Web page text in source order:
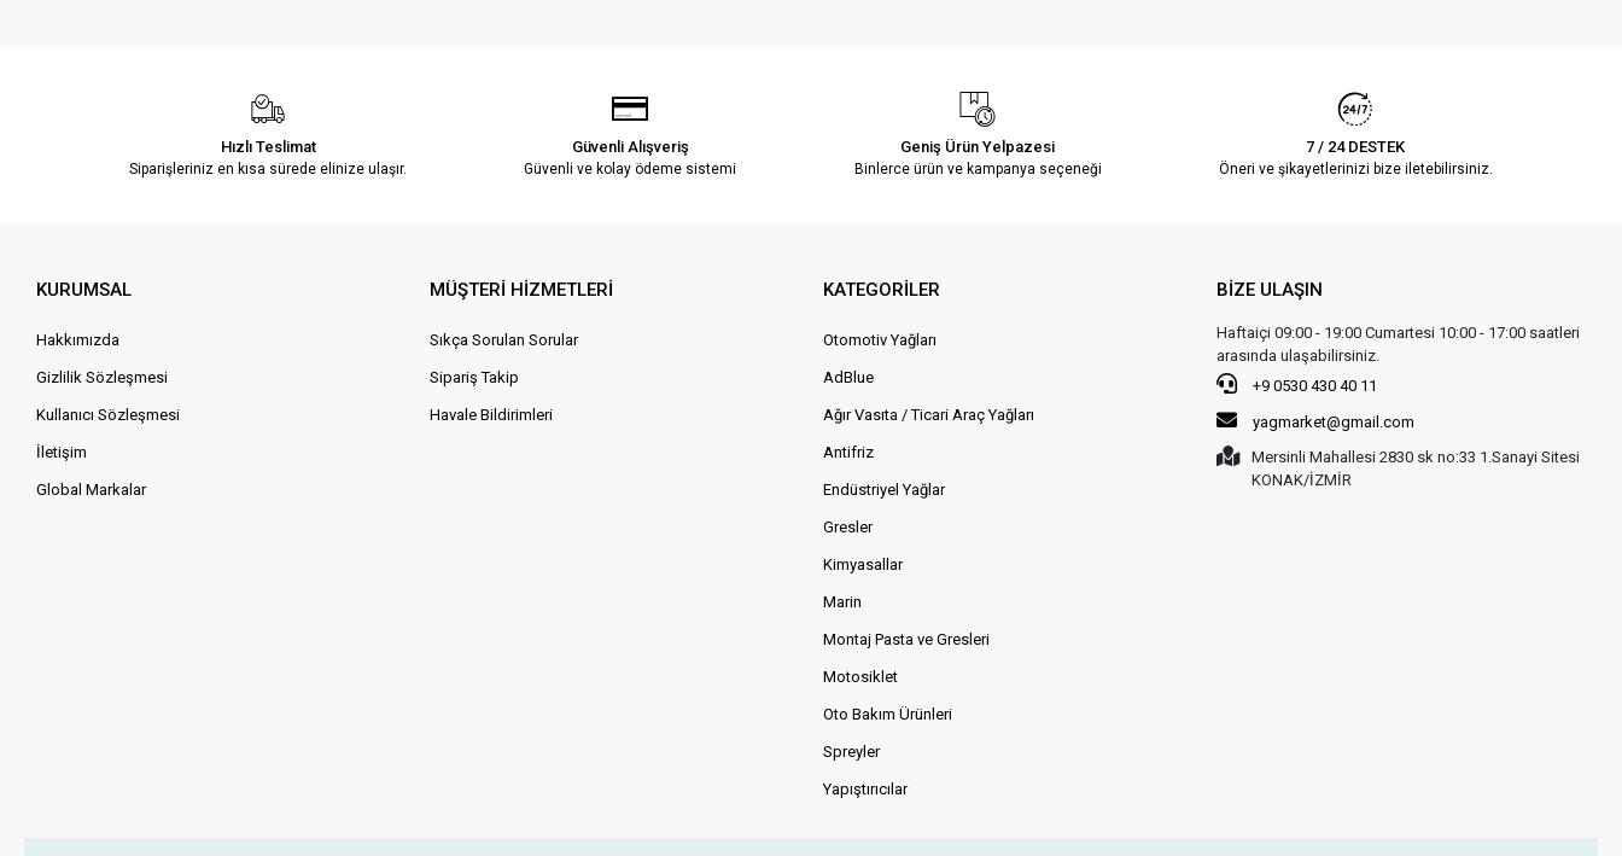
Hızlı Teslimat
Siparişleriniz en kısa sürede elinize ulaşır.
Güvenli Alışveriş
Güvenli ve kolay ödeme sistemi
Geniş Ürün Yelpazesi
Binlerce ürün ve kampanya seçeneği
7 / 24 DESTEK
Öneri ve şikayetlerinizi bize iletebilirsiniz.
KURUMSAL
Hakkımızda
Gizlilik Sözleşmesi
Kullanıcı Sözleşmesi
İletişim
Global Markalar
MÜŞTERİ HİZMETLERİ
Sıkça Sorulan Sorular
Sipariş Takip
Havale Bildirimleri
KATEGORİLER
Otomotiv Yağları
AdBlue
Ağır Vasıta / Ticari Araç Yağları
Antifriz
Endüstriyel Yağlar
Gresler
Kimyasallar
Marin
Montaj Pasta ve Gresleri
Motosiklet
Oto Bakım Ürünleri
Spreyler
Yapıştırıcılar
BİZE ULAŞIN
Haftaiçi 09:00 - 19:00 Cumartesi 10:00 - 17:00 saatleri
arasında ulaşabilirsiniz.
+9 0530 430 40 11
yagmarket@gmail.com
Mersinli Mahallesi 2830 sk no:33 1.Sanayi Sitesi
KONAK/İZMİR